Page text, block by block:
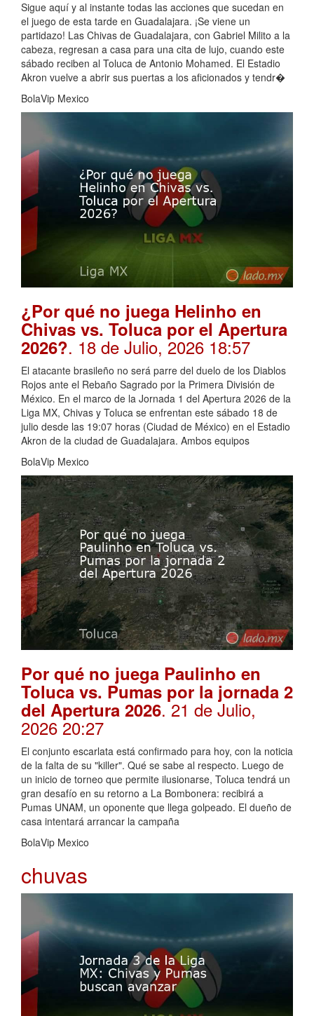
Sigue aquí y al instante todas las acciones que sucedan en
el juego de esta tarde en Guadalajara. ¡Se viene un
partidazo! Las Chivas de Guadalajara, con Gabriel Milito a la
cabeza, regresan a casa para una cita de lujo, cuando este
sábado reciben al Toluca de Antonio Mohamed. El Estadio
Akron vuelve a abrir sus puertas a los aficionados y tendr�
BolaVip Mexico
¿Por qué no juega Helinho en
Chivas vs. Toluca por el Apertura
2026?. 18 de Julio, 2026 18:57
El atacante brasileño no será parre del duelo de los Diablos
Rojos ante el Rebaño Sagrado por la Primera División de
México. En el marco de la Jornada 1 del Apertura 2026 de la
Liga MX, Chivas y Toluca se enfrentan este sábado 18 de
julio desde las 19:07 horas (Ciudad de México) en el Estadio
Akron de la ciudad de Guadalajara. Ambos equipos
BolaVip Mexico
Por qué no juega Paulinho en
Toluca vs. Pumas por la jornada 2
del Apertura 2026. 21 de Julio,
2026 20:27
El conjunto escarlata está confirmado para hoy, con la noticia
de la falta de su "killer". Qué se sabe al respecto. Luego de
un inicio de torneo que permite ilusionarse, Toluca tendrá un
gran desafío en su retorno a La Bombonera: recibirá a
Pumas UNAM, un oponente que llega golpeado. El dueño de
casa intentará arrancar la campaña
BolaVip Mexico
chuvas